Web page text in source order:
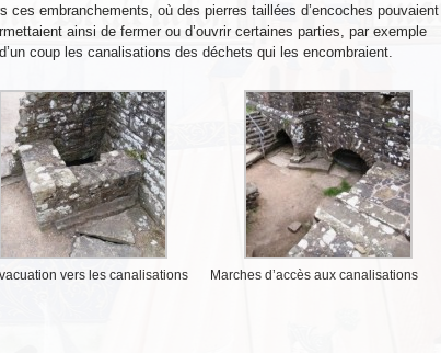
ces embranchements, où des pierres taillées d’encoches pouvaient
ainsi de fermer ou d’ouvrir certaines parties, par exemple
coup les canalisations des déchets qui les encombraient.
vers les canalisations Marches d’accès aux canalisations